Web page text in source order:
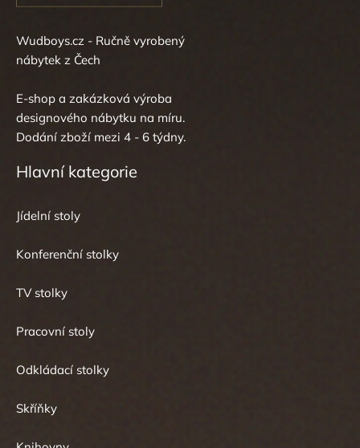
Wudboys.cz - Ručně vyrobený
nábytek z Čech
E-shop a zakázková výroba
designového nábytku na míru.
Dodání zboží mezi 4 - 6 týdny.
Hlavní kategorie
Jídelní stoly
Konferenční stolky
TV stolky
Pracovní stoly
Odkládací stolky
Skříňky